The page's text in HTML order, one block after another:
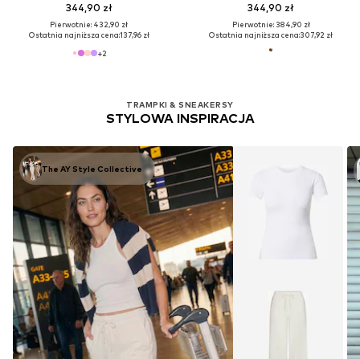
344,90 zł
Pierwotnie: 432,90 zł
Ostatnia najniższa cena:137,96 zł
+2
TRAMPKI & SNEAKERSY
STYLOWA INSPIRACJA
The AY Style Collective
344,90 zł
Pierwotnie: 384,90 zł
Ostatnia najniższa cena:307,92 zł